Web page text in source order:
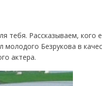
тебя. Рассказываем, кого
молодого Безрукова в
актера.